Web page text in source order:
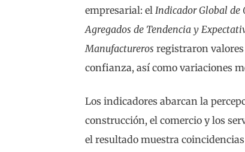
empresarial: el Indicador Global de
Agregados de Tendencia y
Manufactureros registraron
confianza, así como variaciones
Los indicadores abarcan la
construcción, el comercio y los
el resultado muestra